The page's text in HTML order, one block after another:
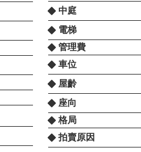
中庭
電梯
管理費
車位
屋齡
座向
格局
拍賣原因